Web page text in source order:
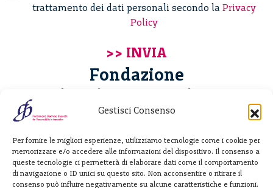
Gestisci Consenso
Per fornire le migliori esperienze, utilizziamo tecnologie come i cookie per
memorizzare e/o accedere alle informazioni del dispositivo. Il consenso a
queste tecnologie ci permetterà di elaborare dati come il comportamento
di navigazione o ID unici su questo sito. Non acconsentire o ritirare il
consenso può influire negativamente su alcune caratteristiche e funzioni.
trattamento dei dati personali secondo la Privacy
Policy
Fondazione
Giannino Bassetti ETS
20122 Milano - Italia
T. +39 02 781933
F. + 39 02 76392030